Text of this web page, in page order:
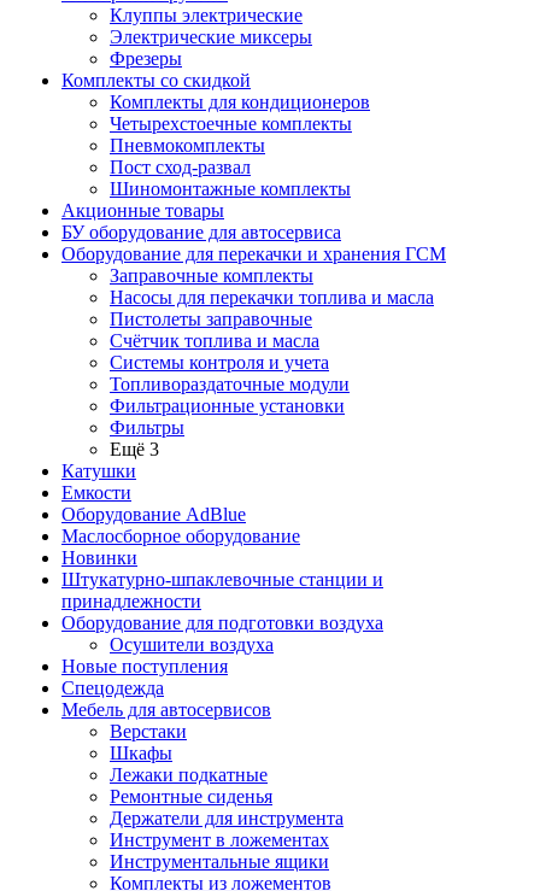
Клуппы электрические
Электрические миксеры
Фрезеры
Комплекты со скидкой
Комплекты для кондиционеров
Четырехстоечные комплекты
Пневмокомплекты
Пост сход-развал
Шиномонтажные комплекты
Акционные товары
БУ оборудование для автосервиса
Оборудование для перекачки и хранения ГСМ
Заправочные комплекты
Насосы для перекачки топлива и масла
Пистолеты заправочные
Счётчик топлива и масла
Системы контроля и учета
Топливораздаточные модули
Фильтрационные установки
Фильтры
Ещё 3
Катушки
Емкости
Оборудование AdBlue
Маслосборное оборудование
Новинки
Штукатурно-шпаклевочные станции и
принадлежности
Оборудование для подготовки воздуха
Осушители воздуха
Новые поступления
Спецодежда
Мебель для автосервисов
Верстаки
Шкафы
Лежаки подкатные
Ремонтные сиденья
Держатели для инструмента
Инструмент в ложементах
Инструментальные ящики
Комплекты из ложементов